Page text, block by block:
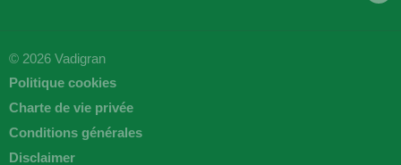
© 2026 Vadigran
Politique cookies
Charte de vie privée
Conditions générales
Disclaimer